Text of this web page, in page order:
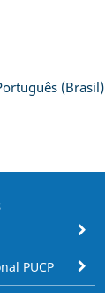
(Brasil)
PUCP